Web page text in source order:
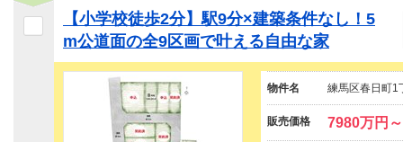
【小学校徒歩2分】駅9分×建築条件なし！5
m公道面の全9区画で叶える自由な家
物件名 練馬区春日町
販売価格 7980万円